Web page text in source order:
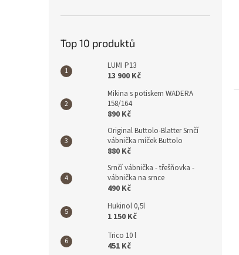
Top 10 produktů
LUMI P13
13 900 Kč
Mikina s potiskem WADERA
158/164
890 Kč
Original Buttolo-Blatter Srnčí
vábnička míček Buttolo
880 Kč
Srnčí vábnička - třešňovka -
vábnička na srnce
490 Kč
Hukinol 0,5l
1 150 Kč
Trico 10 l
451 Kč